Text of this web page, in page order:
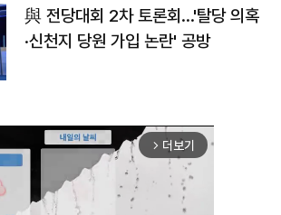
與 전당대회 2차 토론회…'탈당 의혹
·신천지 당원 가입 논란' 공방
arrow_forward_ios 더보기